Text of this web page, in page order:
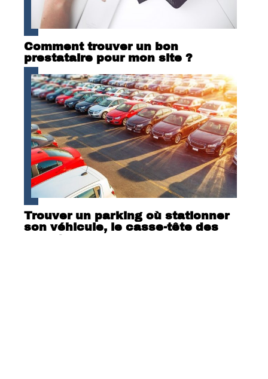
Comment trouver un bon
prestataire pour mon site ?
Trouver un parking où stationner
son véhicule, le casse-tête des
voyageurs